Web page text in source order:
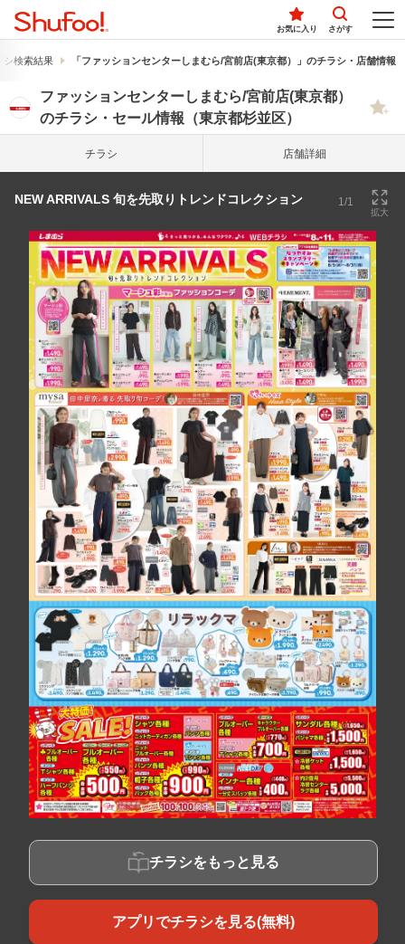
お気に入り さがす
シ検索結果 「ファッションセンターしまむら/宮前店(東京都）」のチラシ・店舗情報
ファッションセンターしまむら/宮前店(東京都）
のチラシ・セール情報（東京都杉並区）
チラシ 店舗詳細
NEW ARRIVALS 旬を先取りトレンドコレクション 1/1
拡大
チラシをもっと見る
アプリでチラシを見る(無料)